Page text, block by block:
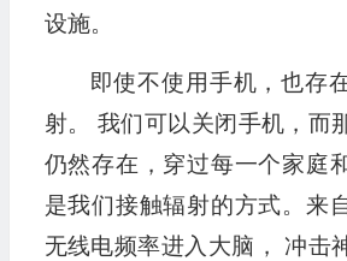
设施。
即使不使用手机，也存
射。 我们可以关闭手机，而
仍然存在，穿过每一个家庭
是我们接触辐射的方式。来
无线电频率进入大脑， 冲击